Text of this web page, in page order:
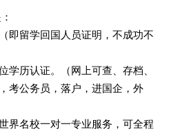
即留学回国人员证明，不成功不
历认证。（网上可查、存档、
考公务员，落户，进国企，外
界名校一对一专业服务，可全程